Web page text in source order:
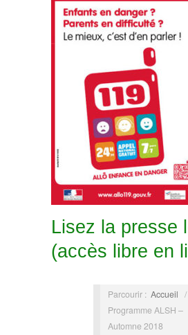
Lisez la presse
(accès libre en
Parcourir : Accueil /
Programme ALSH –
Automne 2018